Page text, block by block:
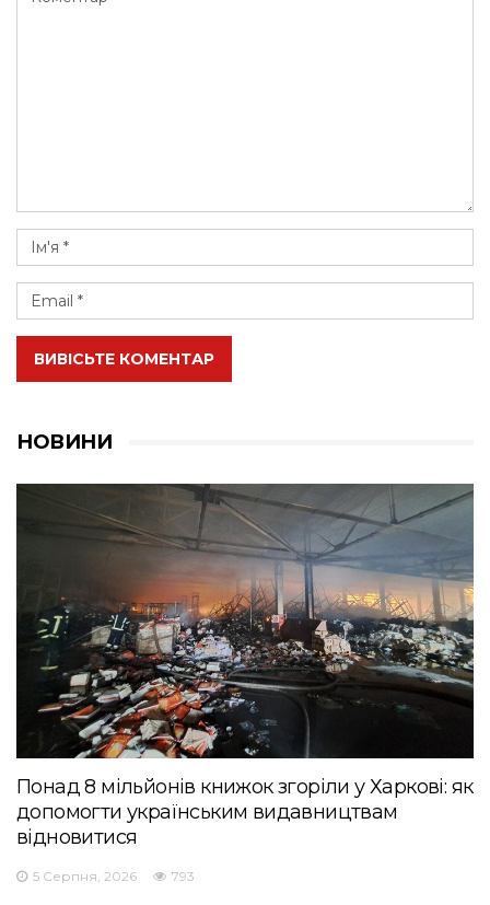
ВИВІСЬТЕ КОМЕНТАР
НОВИНИ
Понад 8 мільйонів книжок згоріли у Харкові: як
допомогти українським видавництвам
відновитися
5 Серпня, 2026 793